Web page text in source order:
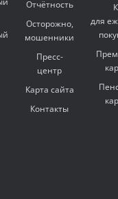
Отчётность
Осторожно,
мошенники
Пресс-
центр
Карта сайта
Контакты
для